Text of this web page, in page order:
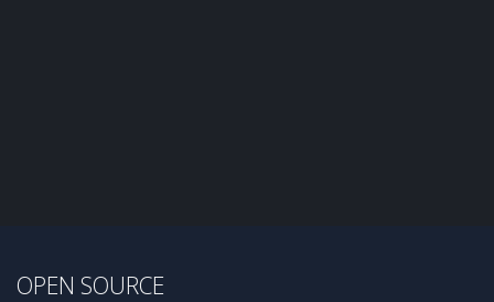
OPEN SOURCE